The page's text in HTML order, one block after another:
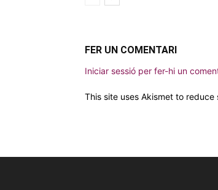
FER UN COMENTARI
Iniciar sessió per fer-hi un
This site uses Akismet to reduce